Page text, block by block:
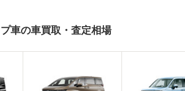
車の車買取・査定相場